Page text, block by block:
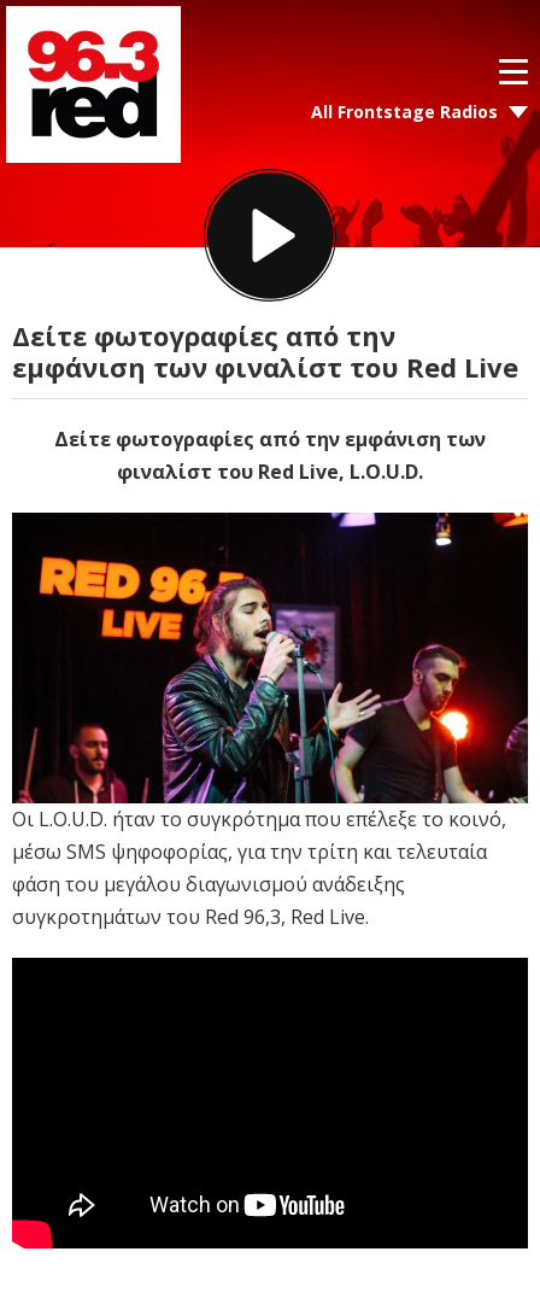
All Frontstage Radios
Δείτε φωτογραφίες από την
εμφάνιση των φιναλίστ του Red Live
Δείτε φωτογραφίες από την εμφάνιση των
φιναλίστ του Red Live, L.O.U.D.
Οι L.O.U.D. ήταν το συγκρότημα που επέλεξε το κοινό,
μέσω SMS ψηφοφορίας, για την τρίτη και τελευταία
φάση του μεγάλου διαγωνισμού ανάδειξης
συγκροτημάτων του Red 96,3, Red Live.